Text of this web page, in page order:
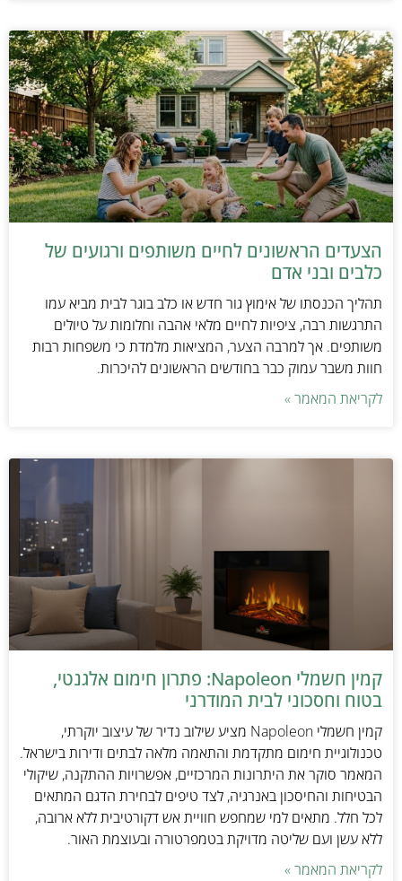
הצעדים הראשונים לחיים משותפים ורגועים של
כלבים ובני אדם
תהליך הכנסתו של אימוץ גור חדש או כלב בוגר לבית מביא עמו
התרגשות רבה, ציפיות לחיים מלאי אהבה וחלומות על טיולים
משותפים. אך למרבה הצער, המציאות מלמדת כי משפחות רבות
חוות משבר עמוק כבר בחודשים הראשונים להיכרות.
לקריאת המאמר »
קמין חשמלי Napoleon: פתרון חימום אלגנטי,
בטוח וחסכוני לבית המודרני
קמין חשמלי Napoleon מציע שילוב נדיר של עיצוב יוקרתי,
טכנולוגיית חימום מתקדמת והתאמה מלאה לבתים ודירות בישראל.
המאמר סוקר את היתרונות המרכזיים, אפשרויות ההתקנה, שיקולי
הבטיחות והחיסכון באנרגיה, לצד טיפים לבחירת הדגם המתאים
לכל חלל. מתאים למי שמחפש חוויית אש דקורטיבית ללא ארובה,
ללא עשן ועם שליטה מדויקת בטמפרטורה ובעוצמת האור.
לקריאת המאמר »